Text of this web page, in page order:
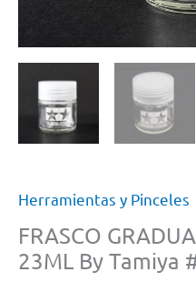
Herramientas y Pinceles
FRASCO
23ML By Tamiya